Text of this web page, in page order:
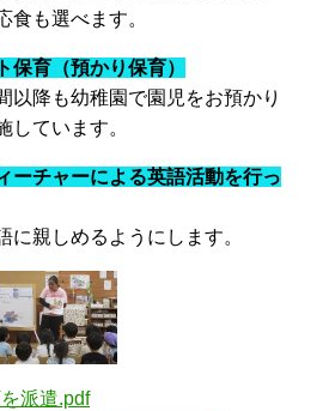
食も選べます。
育（預かり保育）
降も幼稚園で園児をお預かり
しています。
ーチャーによる英語活動を行っ
親しめるようにします。
派遣.pdf